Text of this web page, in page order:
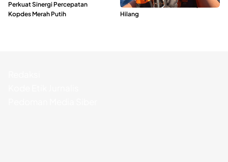
Perkuat Sinergi Percepatan
Kopdes Merah Putih
Perairan Taliabu, Satu Nelayan
Hilang